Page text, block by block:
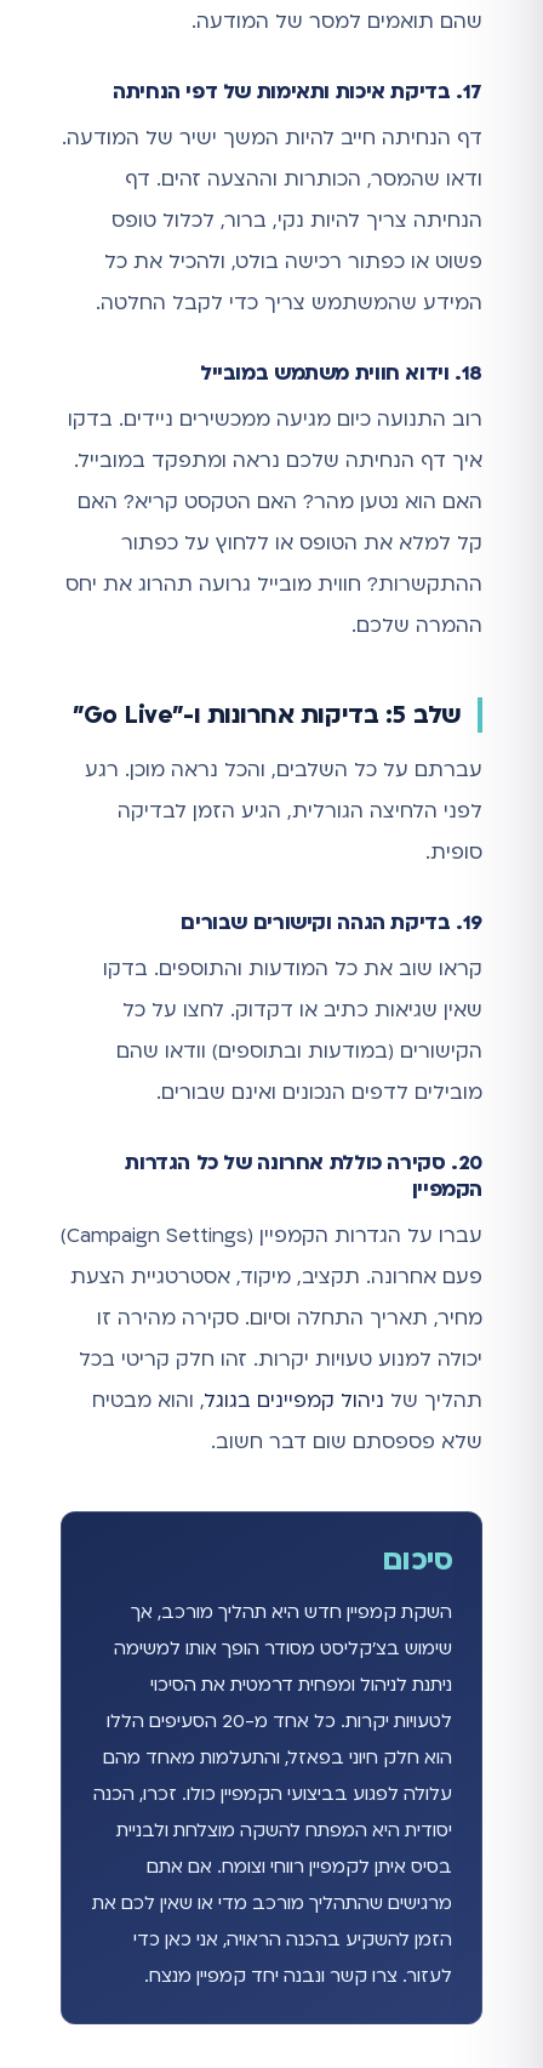
שהם תואמים למסר של המודעה.
17. בדיקת איכות ותאימות של דפי הנחיתה
דף הנחיתה חייב להיות המשך ישיר של המודעה.
ודאו שהמסר, הכותרות וההצעה זהים. דף
הנחיתה צריך להיות נקי, ברור, לכלול טופס
פשוט או כפתור רכישה בולט, ולהכיל את כל
המידע שהמשתמש צריך כדי לקבל החלטה.
18. וידוא חווית משתמש במובייל
רוב התנועה כיום מגיעה ממכשירים ניידים. בדקו
איך דף הנחיתה שלכם נראה ומתפקד במובייל.
האם הוא נטען מהר? האם הטקסט קריא? האם
קל למלא את הטופס או ללחוץ על כפתור
ההתקשרות? חווית מובייל גרועה תהרוג את יחס
ההמרה שלכם.
שלב 5: בדיקות אחרונות ו-"Go Live"
עברתם על כל השלבים, והכל נראה מוכן. רגע
לפני הלחיצה הגורלית, הגיע הזמן לבדיקה
סופית.
19. בדיקת הגהה וקישורים שבורים
קראו שוב את כל המודעות והתוספים. בדקו
שאין שגיאות כתיב או דקדוק. לחצו על כל
הקישורים (במודעות ובתוספים) וודאו שהם
מובילים לדפים הנכונים ואינם שבורים.
20. סקירה כוללת אחרונה של כל הגדרות
הקמפיין
עברו על הגדרות הקמפיין (Campaign Settings)
פעם אחרונה. תקציב, מיקוד, אסטרטגיית הצעת
מחיר, תאריך התחלה וסיום. סקירה מהירה זו
יכולה למנוע טעויות יקרות. זהו חלק קריטי בכל
תהליך של ניהול קמפיינים בגוגל, והוא מבטיח
שלא פספסתם שום דבר חשוב.
סיכום
השקת קמפיין חדש היא תהליך מורכב, אך
שימוש בצ'קליסט מסודר הופך אותו למשימה
ניתנת לניהול ומפחית דרמטית את הסיכוי
לטעויות יקרות. כל אחד מ-20 הסעיפים הללו
הוא חלק חיוני בפאזל, והתעלמות מאחד מהם
עלולה לפגוע בביצועי הקמפיין כולו. זכרו, הכנה
יסודית היא המפתח להשקה מוצלחת ולבניית
בסיס איתן לקמפיין רווחי וצומח. אם אתם
מרגישים שהתהליך מורכב מדי או שאין לכם את
הזמן להשקיע בהכנה הראויה, אני כאן כדי
לעזור. צרו קשר ונבנה יחד קמפיין מנצח.